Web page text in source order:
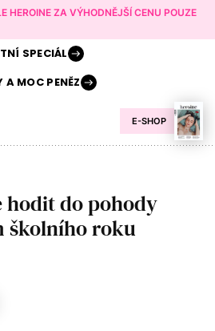
HEROINE ZA VÝHODNĚJŠÍ CENU POUZE
E-SHOP
SPECIÁL
AMOC PENĚZ
hodit do pohody
školního roku